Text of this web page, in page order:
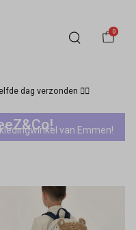
0
dag verzonden 🏃‍♀️
van Emmen!